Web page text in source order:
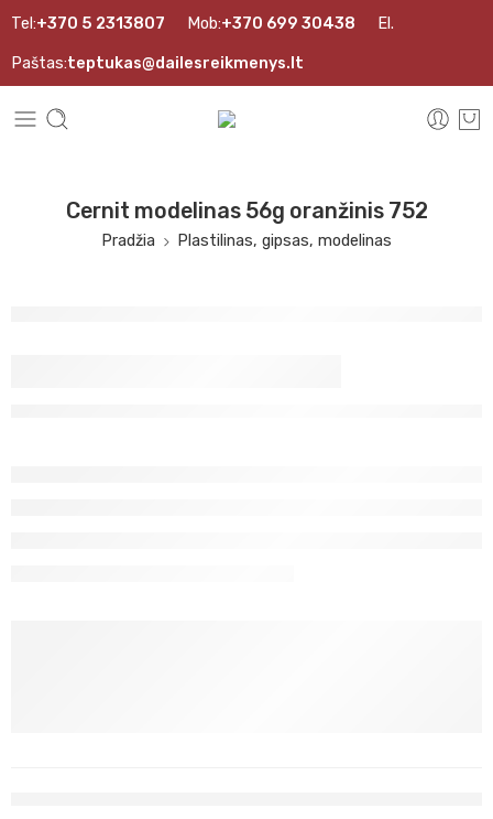
Tel:+370 5 2313807 Mob:+370 699 30438 El.
Paštas:teptukas@dailesreikmenys.lt
Cernit modelinas 56g oranžinis 752
Pradžia Plastilinas, gipsas, modelinas